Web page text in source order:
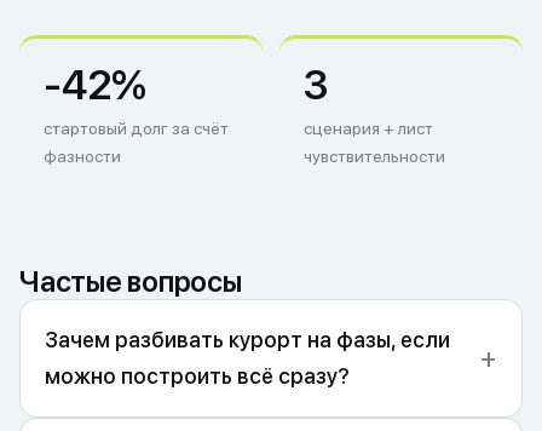
-42%
стартовый долг за счёт
фазности
3
сценария + лист
чувствительности
Частые вопросы
Зачем разбивать курорт на фазы, если
можно построить всё сразу?